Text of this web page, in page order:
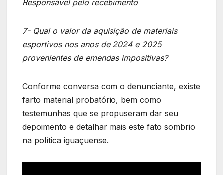
Responsável pelo recebimento
7- Qual o valor da aquisição de materiais
esportivos nos anos de 2024 e 2025
provenientes de emendas impositivas?
Conforme conversa com o denunciante, existe
farto material probatório, bem como
testemunhas que se propuseram dar seu
depoimento e detalhar mais este fato sombrio
na política iguaçuense.